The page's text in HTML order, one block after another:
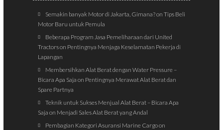
Semakin banyak Motor di Jakarta, Gimana?onTips Beli
Motor Baru untuk Pemula
Beberapa Program Jasa Pemeliharaan dari United
Tractorson Pentingnya Menjaga Keselamatan Pekerja di
Lapangan
Membersihkan Alat Berat dengan Water Pressure –
Bicara Apa Saja on Pentingnya Merawat Alat Berat dan
Spare Partnya
Teknik untuk Sukses Menjual Alat Berat – Bicara Apa
Saja on Menjadi Sales Alat Berat yang Andal
Pembagian Kategori Asuransi Marine Cargoon